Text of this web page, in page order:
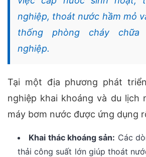
nghiệp, thoát nước hầm mỏ
thống phòng cháy chữa
nghiệp.
Tại một địa phương phát
nghiệp khai khoáng và du lịch
máy bơm nước được ứng dụng
Khai thác khoáng sản: Các
thải công suất lớn giúp thoát